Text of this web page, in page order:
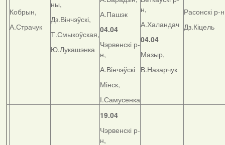
Кобрын,
А.Страчук
ны,
Дз.Вінчэўскі,
Т.Смыкоўская,
Ю.Лукашэнка
А.Пашэк
04.04
Чэрвенскі р-
н,
А.Вінчэўскі
Мінск,
І.Самусенка
н,
А.Халандач
04.04
Мазыр,
В.Назарчук
Расонскі р-
Дз.Кіцель
19.04
Чэрвенскі р-
н,